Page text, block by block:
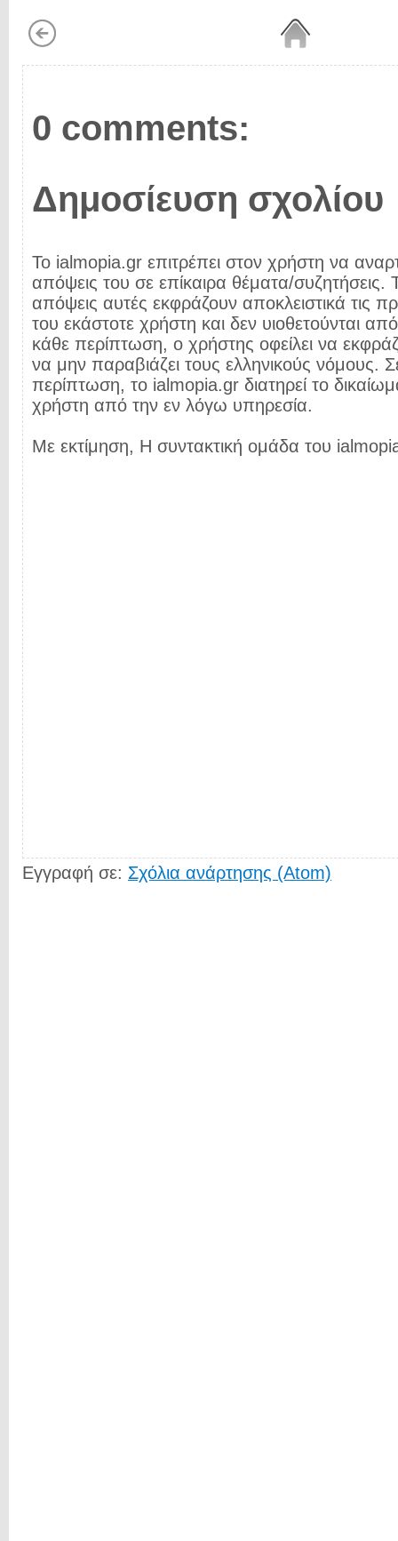
0 comments:
Δημοσίευση σχολίου
Το ialmopia.gr επιτρέπει στον χρήστη να
απόψεις του σε επίκαιρα θέματα/συζητήσεις.
απόψεις αυτές εκφράζουν αποκλειστικά τις
του εκάστοτε χρήστη και δεν υιοθετούνται
κάθε περίπτωση, ο χρήστης οφείλει να
να μην παραβιάζει τους ελληνικούς νόμους.
περίπτωση, το ialmopia.gr διατηρεί το
χρήστη από την εν λόγω υπηρεσία.
Με εκτίμηση, Η συντακτική ομάδα του
Εγγραφή σε: Σχόλια ανάρτησης (Atom)